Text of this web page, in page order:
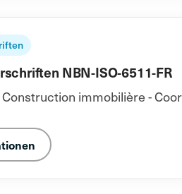
NBN-ISO-6511-FR
Construction immobilière -